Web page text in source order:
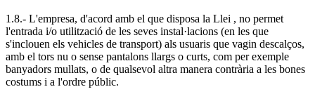
1.8.- L'empresa, d'acord amb el que disposa la Llei , no permet
l'entrada i/o utilització de les seves instal·lacions (en les que
s'inclouen els vehicles de transport) als usuaris que vagin descalços,
amb el tors nu o sense pantalons llargs o curts, com per exemple
banyadors mullats, o de qualsevol altra manera contrària a les bones
costums i a l'ordre públic.